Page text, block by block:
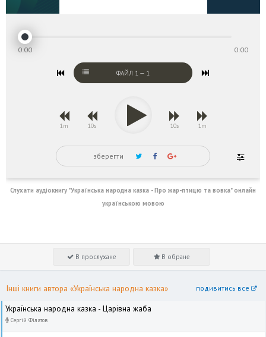
0:00 0:00
ФАЙЛ 1 — 1
1m 10s 10s 1m
зберегти
Слухати аудіокнигу "Українська народна казка - Про жар-птицю та вовка" онлайн
українською мовою
В прослухане В обране
Інші книги автора «Українська народна казка» подивитись все
Українська народна казка - Царівна жаба
Сергій Філатов